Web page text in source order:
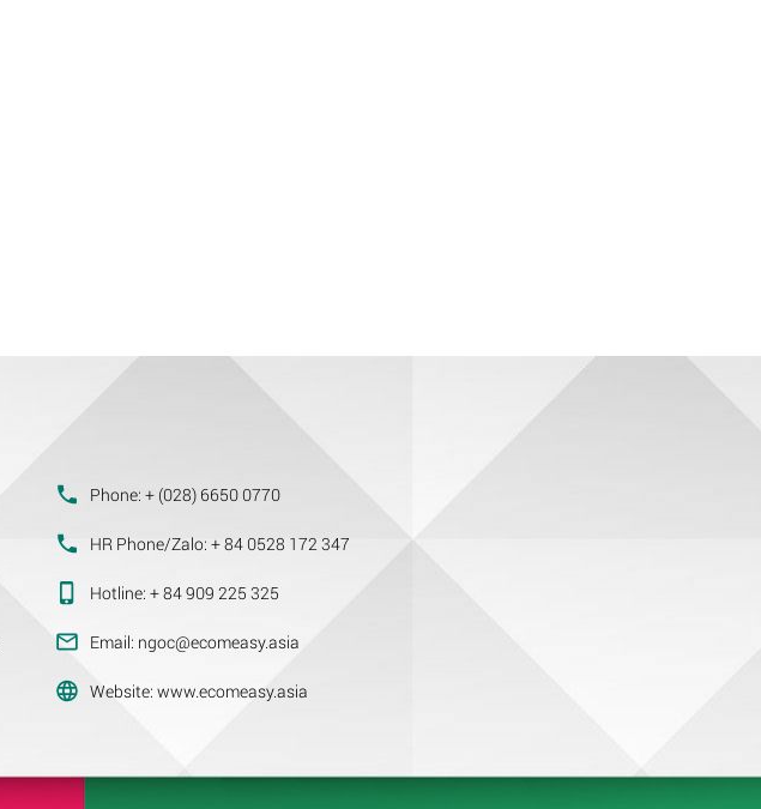
Phone: + (028) 6650 0770
HR Phone/Zalo: + 84 0528 172 347
Hotline: + 84 909 225 325
Email: ngoc@ecomeasy.asia
Website: www.ecomeasy.asia